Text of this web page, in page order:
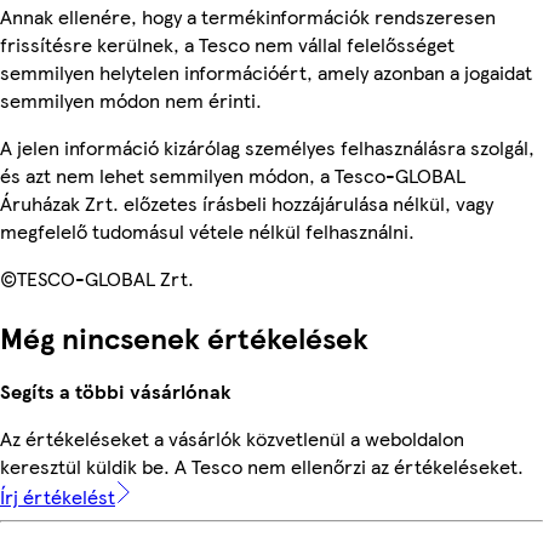
Annak ellenére, hogy a termékinformációk rendszeresen
frissítésre kerülnek, a Tesco nem vállal felelősséget
semmilyen helytelen információért, amely azonban a jogaidat
semmilyen módon nem érinti.
A jelen információ kizárólag személyes felhasználásra szolgál,
és azt nem lehet semmilyen módon, a Tesco-GLOBAL
Áruházak Zrt. előzetes írásbeli hozzájárulása nélkül, vagy
megfelelő tudomásul vétele nélkül felhasználni.
©TESCO-GLOBAL Zrt.
Még nincsenek értékelések
Segíts a többi vásárlónak
Az értékeléseket a vásárlók közvetlenül a weboldalon
keresztül küldik be. A Tesco nem ellenőrzi az értékeléseket.
Írj értékelést